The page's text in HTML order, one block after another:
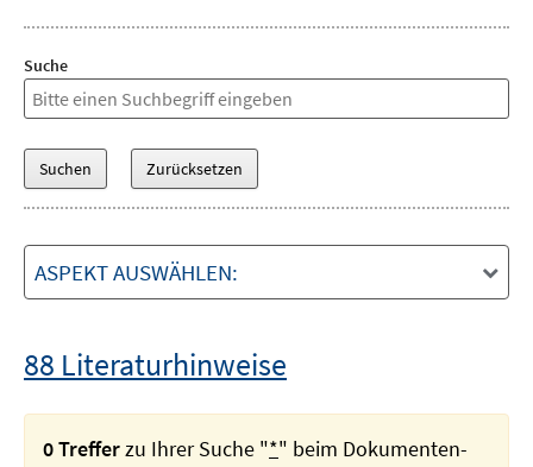
Suche
ASPEKT AUSWÄHLEN:
88 Literaturhinweise
0 Trefferzu Ihrer Suche "*" beim Dokumenten-